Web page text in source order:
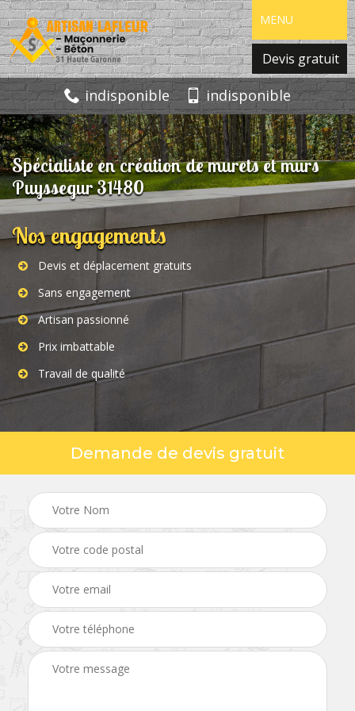
MENU
Devis gratuit
indisponible indisponible
Spécialiste en création de murets et murs
Puyssegur 31480
Nos engagements
Devis et déplacement gratuits
Sans engagement
Artisan passionné
Prix imbattable
Travail de qualité
Demande de devis gratuit